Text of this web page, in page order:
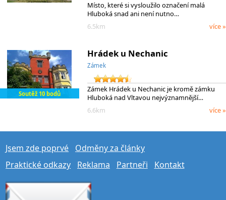
Místo, které si vysloužilo označení malá
Hluboká snad ani není nutno…
6.5km
více »
Soutěž 10 bodů
Hrádek u Nechanic
Zámek
Zámek Hrádek u Nechanic je kromě zámku
Hluboká nad Vltavou nejvýznamnější…
6.6km
více »
Jsem zde poprvé
Odměny za články
Praktické odkazy
Reklama Partneři Kontakt